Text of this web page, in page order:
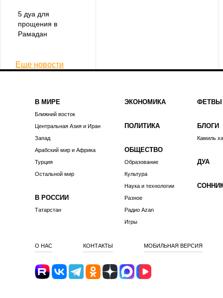
5 дуа для
прощения в
Рамадан
Еще новости
В МИРЕ
Ближний восток
Центральная Азия и Иран
Запад
Арабский мир и Африка
Турция
Остальной мир
В РОССИИ
Татарстан
ЭКОНОМИКА
ПОЛИТИКА
ОБЩЕСТВО
Образование
Культура
Наука и технологии
Разное
Радио Azan
Игры
ФЕТВЫ
БЛОГИ
Камиль
ДУА
О НАС КОНТАКТЫ МОБИЛЬНАЯ ВЕРСИЯ